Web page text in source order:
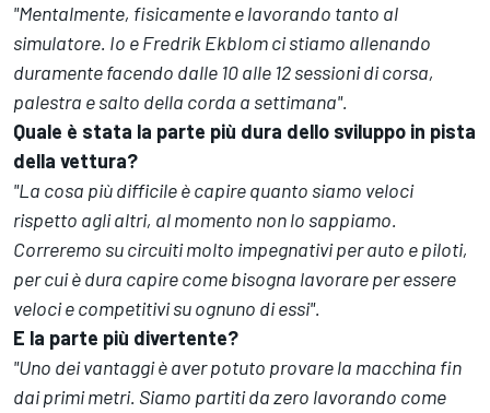
"Mentalmente, fisicamente e lavorando tanto al
simulatore. Io e Fredrik Ekblom ci stiamo allenando
duramente facendo dalle 10 alle 12 sessioni di corsa,
palestra e salto della corda a settimana".
Quale è stata la parte più dura dello sviluppo in pista
della vettura?
"La cosa più difficile è capire quanto siamo veloci
rispetto agli altri, al momento non lo sappiamo.
Correremo su circuiti molto impegnativi per auto e piloti,
per cui è dura capire come bisogna lavorare per essere
veloci e competitivi su ognuno di essi".
E la parte più divertente?
"Uno dei vantaggi è aver potuto provare la macchina fin
dai primi metri. Siamo partiti da zero lavorando come